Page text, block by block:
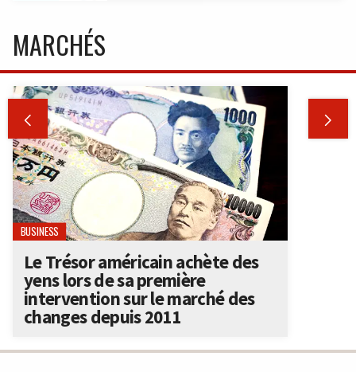
MARCHÉS
 
BUSINESS
Le Trésor américain achète des
yens lors de sa première
intervention sur le marché des
changes depuis 2011